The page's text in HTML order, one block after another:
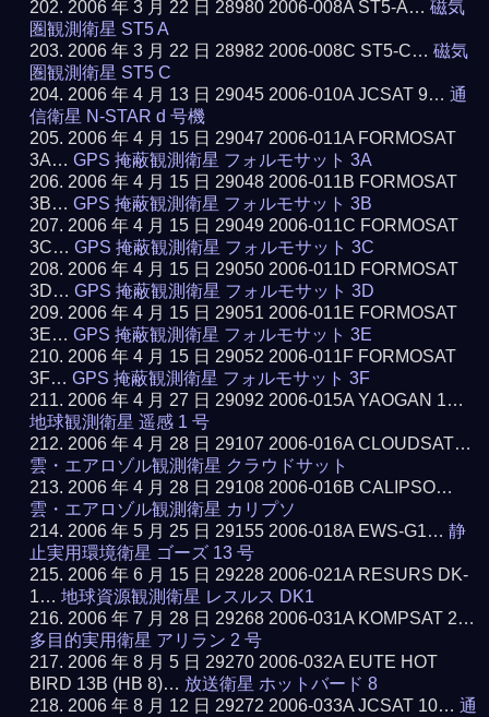
2006 年 3 月 22 日 28980 2006-008A ST5-A…磁気
圏観測衛星 ST5 A
2006 年 3 月 22 日 28982 2006-008C ST5-C…磁気
圏観測衛星 ST5 C
2006 年 4 月 13 日 29045 2006-010A JCSAT 9…通
信衛星 N-STAR d 号機
2006 年 4 月 15 日 29047 2006-011A FORMOSAT
3A…GPS 掩蔽観測衛星 フォルモサット 3A
2006 年 4 月 15 日 29048 2006-011B FORMOSAT
3B…GPS 掩蔽観測衛星 フォルモサット 3B
2006 年 4 月 15 日 29049 2006-011C FORMOSAT
3C…GPS 掩蔽観測衛星 フォルモサット 3C
2006 年 4 月 15 日 29050 2006-011D FORMOSAT
3D…GPS 掩蔽観測衛星 フォルモサット 3D
2006 年 4 月 15 日 29051 2006-011E FORMOSAT
3E…GPS 掩蔽観測衛星 フォルモサット 3E
2006 年 4 月 15 日 29052 2006-011F FORMOSAT
3F…GPS 掩蔽観測衛星 フォルモサット 3F
2006 年 4 月 27 日 29092 2006-015A YAOGAN 1…
地球観測衛星 遥感 1 号
2006 年 4 月 28 日 29107 2006-016A CLOUDSAT…
雲・エアロゾル観測衛星 クラウドサット
2006 年 4 月 28 日 29108 2006-016B CALIPSO…
雲・エアロゾル観測衛星 カリプソ
2006 年 5 月 25 日 29155 2006-018A EWS-G1…静
止実用環境衛星 ゴーズ 13 号
2006 年 6 月 15 日 29228 2006-021A RESURS DK-
1…地球資源観測衛星 レスルス DK1
2006 年 7 月 28 日 29268 2006-031A KOMPSAT 2…
多目的実用衛星 アリラン 2 号
2006 年 8 月 5 日 29270 2006-032A EUTE HOT
BIRD 13B (HB 8)… 放送衛星 ホットバード 8
2006 年 8 月 12 日 29272 2006-033A JCSAT 10…通